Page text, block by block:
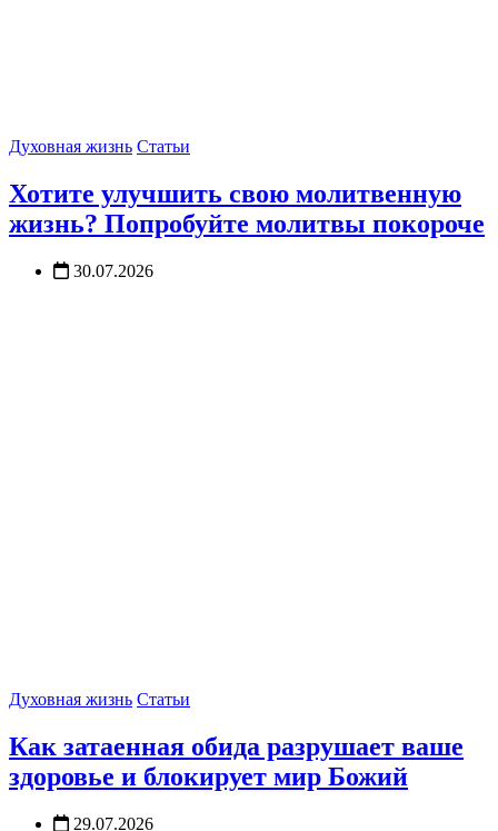
Духовная жизнь Статьи
Хотите улучшить свою молитвенную
жизнь? Попробуйте молитвы покороче
30.07.2026
Духовная жизнь Статьи
Как затаенная обида разрушает ваше
здоровье и блокирует мир Божий
29.07.2026